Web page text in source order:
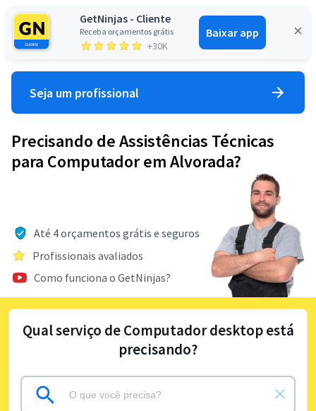
GetNinjas - Cliente
Receba orçamentos grátis
+30K
Baixar app
Entrar
Seja um profissional
Precisando de Assistências Técnicas
para Computador em Alvorada?
Até 4 orçamentos grátis e seguros
Profissionais avaliados
Como funciona o GetNinjas?
Qual serviço de Computador desktop está
precisando?